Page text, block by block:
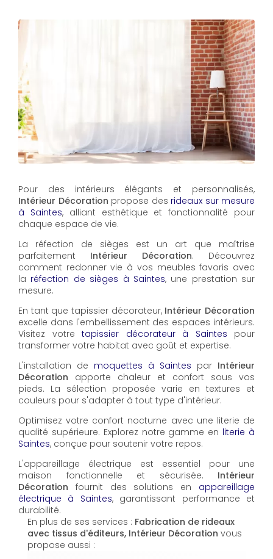
Pour des intérieurs élégants et personnalisés,
Intérieur Décoration propose des rideaux sur mesure
à Saintes, alliant esthétique et fonctionnalité pour
chaque espace de vie.
La réfection de sièges est un art que maîtrise
parfaitement Intérieur Décoration. Découvrez
comment redonner vie à vos meubles favoris avec
la réfection de sièges à Saintes, une prestation sur
mesure.
En tant que tapissier décorateur, Intérieur Décoration
excelle dans l'embellissement des espaces intérieurs.
Visitez votre tapissier décorateur à Saintes pour
transformer votre habitat avec goût et expertise.
L'installation de moquettes à Saintes par Intérieur
Décoration apporte chaleur et confort sous vos
pieds. La sélection proposée varie en textures et
couleurs pour s'adapter à tout type d'intérieur.
Optimisez votre confort nocturne avec une literie de
qualité supérieure. Explorez notre gamme en literie à
Saintes, conçue pour soutenir votre repos.
L'appareillage électrique est essentiel pour une
maison fonctionnelle et sécurisée. Intérieur
Décoration fournit des solutions en appareillage
électrique à Saintes, garantissant performance et
durabilité.
En plus de ses services : Fabrication de rideaux
avec tissus d'éditeurs, Intérieur Décoration vous
propose aussi :